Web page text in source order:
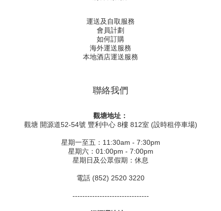
運送及自取服務
會員計劃
如何訂購
海外運送服務
本地酒店運送服務
聯絡我們
觀塘地址：
觀塘 開源道52-54號 豐利中心 8樓 812室 (設時租停車場)
星期一至五：11:30am - 7:30pm
星期六：01:00pm - 7:00pm
星期日及公眾假期：休息
電話 (852) 2520 3220
-------------------------------